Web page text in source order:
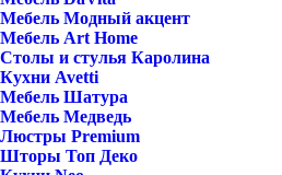
Мебель Модный акцент
Мебель Art Home
Столы и стулья Каролина
Кухни Avetti
Мебель Шатура
Мебель Медведь
Люстры Premium
Шторы Топ Деко